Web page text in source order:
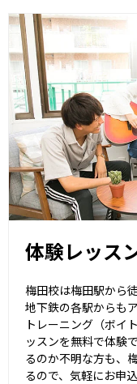
体験レッス
梅田校は梅田駅から
地下鉄の各駅からも
トレーニング（ボイ
ッスンを無料で体験
るのか不明な方も、
るので、気軽にお申